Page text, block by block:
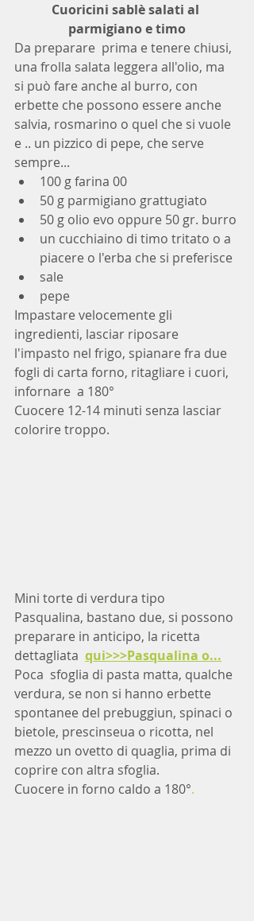
Cuoricini sablè salati al
parmigiano e timo
Da preparare  prima e tenere chiusi,
una frolla salata leggera all'olio, ma
si può fare anche al burro, con
erbette che possono essere anche
salvia, rosmarino o quel che si vuole
e .. un pizzico di pepe, che serve
sempre...
100 g farina 00
50 g parmigiano grattugiato
50 g olio evo oppure 50 gr. burro
un cucchiaino di timo tritato o a
piacere o l'erba che si preferisce
sale
pepe
Impastare velocemente gli
ingredienti, lasciar riposare
l'impasto nel frigo, spianare fra due
fogli di carta forno, ritagliare i cuori,
infornare  a 180°
Cuocere 12-14 minuti senza lasciar
colorire troppo.
Mini torte di verdura tipo
Pasqualina, bastano due, si possono
preparare in anticipo, la ricetta
dettagliata qui>>>Pasqualina o...
Poca  sfoglia di pasta matta, qualche
verdura, se non si hanno erbette
spontanee del prebuggiun, spinaci o
bietole, prescinseua o ricotta, nel
mezzo un ovetto di quaglia, prima di
coprire con altra sfoglia.
Cuocere in forno caldo a 180°.